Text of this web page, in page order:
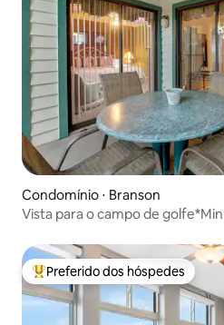
Condomínio ⋅ Branson
Vista para o campo de
Entre os melhores preferidos
Preferido dos hóspedes